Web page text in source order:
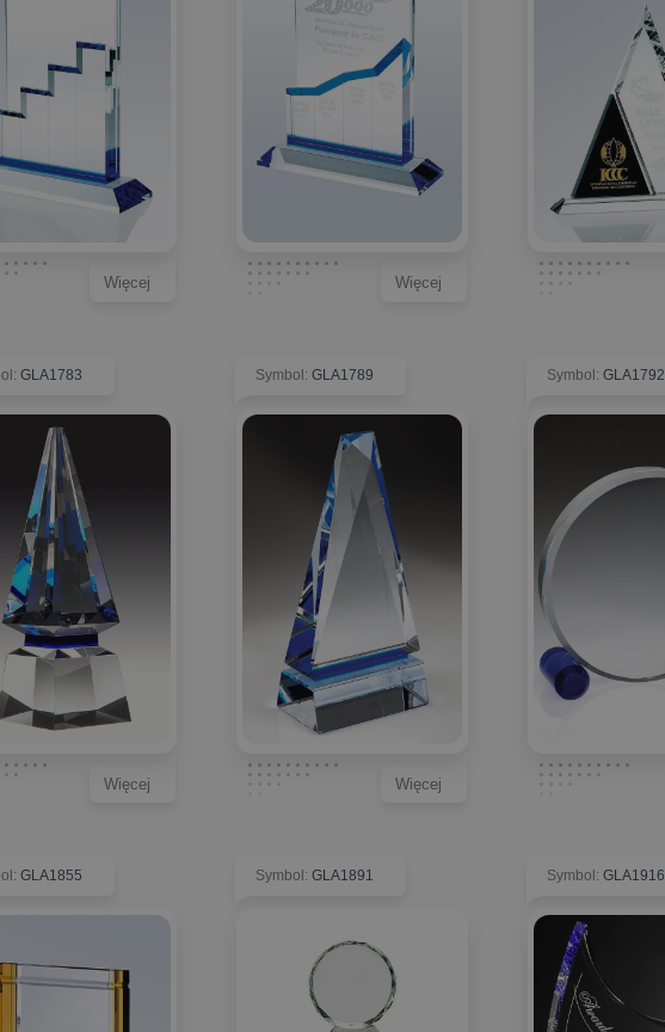
Więcej Więcej
: GLA1783
Więcej
Symbol: GLA1789
Więcej
Symbol: GLA1792
: GLA1855 Symbol: GLA1891 Symbol: GLA1916